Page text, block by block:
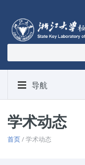
导航
学术动态
首页/ 学术动态